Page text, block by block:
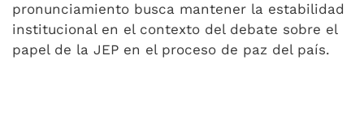
pronunciamiento busca mantener la estabilidad
institucional en el contexto del debate sobre el
papel de la JEP en el proceso de paz del país.